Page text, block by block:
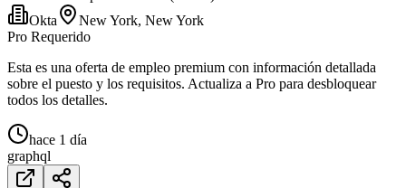
Okta
New York, New York
Pro Requerido
Esta es una oferta de empleo premium con información detallada
sobre el puesto y los requisitos. Actualiza a Pro para desbloquear
todos los detalles.
hace 1 día
graphql